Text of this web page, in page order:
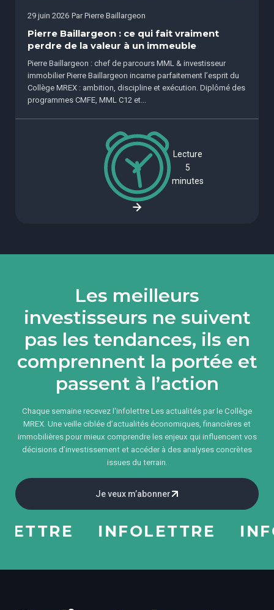
29 juin 2026 Par Pierre Baillargeon
Pierre Baillargeon : ce qui fait vraiment
perdre de la valeur à un immeuble
Pierre Baillargeon : chef de parcours MML & investisseur
immobilier Pierre Baillargeon incarne parfaitement l’esprit du
Collège MREX : ambition, discipline et exécution. Diplômé des
programmes CMFE, MML C12 et...
Lecture
5
minutes
Les meilleurs
investisseurs ne suivent
pas les tendances, ils en
comprennent la portée et
passent à l’action
Chaque semaine recevez l'infolettre Les actualités par le Collège
MREX. Une veille ciblée d’actualités économiques, financières et
immobilières pour mieux comprendre les enjeux qui influencent vos
décisions d’investissement et accéder à des analyses concrètes
issues du terrain.
Je veux m’abonner
INFOLETTRE